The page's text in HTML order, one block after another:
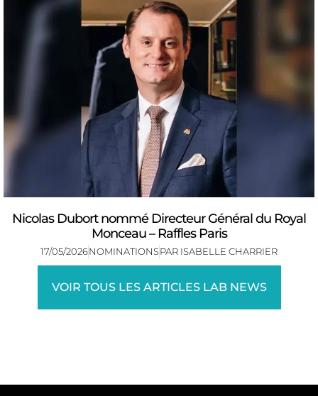
Nicolas Dubort nommé Directeur Général du Royal
Monceau – Raffles Paris
17/05/2026NOMINATIONSPAR ISABELLE CHARRIER
VOIR TOUS LES ARTICLES LAB NEWS